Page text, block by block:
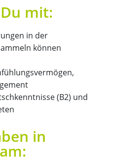
mit:
in der
können
(B2) und
in